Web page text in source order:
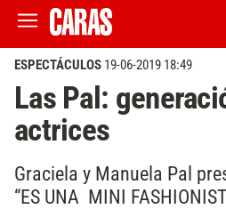
ESPECTÁCULOS 19-06-2019 18:49
Las Pal:
actrices
Graciela y Manuela Pal
“ES UNA MINI